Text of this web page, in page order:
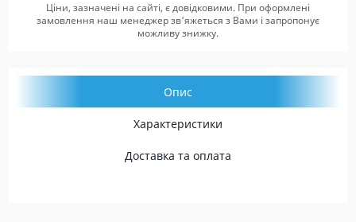
Ціни, зазначені на сайті, є довідковими. При оформлені
замовлення наш менеджер зв'яжеться з Вами і запропонує
можливу знижку.
Опис
Характеристики
Доставка та оплата